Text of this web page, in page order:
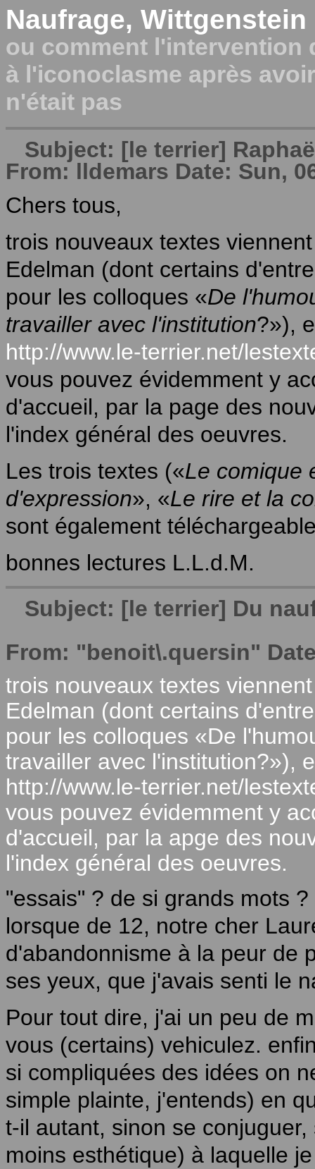
Naufrage, Wittgenstein
ou comment
à l'iconoclasme après
n'était pas
Subject: [le terrier]
From: lldemars Date: Sun,
Chers tous,
trois nouveaux textes
Edelman (dont certains
pour les colloques «De
travailler avec l'institution?»),
http://www.le-terrier.net/
vous pouvez évidemment y
d'accueil, par la page des
l'index général des oeuvres.
Les trois textes («Le comique
d'expression», «Le rire et la
sont également
bonnes lectures L.L.d.M.
Subject: [le terrier] Du
From: "benoit\.quersin"
trois nouveaux textes
Edelman (dont certains
pour les colloques «De
travailler avec l'institution?»),
http://www.le-terrier.net/
vous pouvez évidemment y
d'accueil, par la apge des
l'index général des oeuvres.
"essais" ? de si grands mots
lorsque de 12, notre cher
d'abandonnisme à la peur de
ses yeux, que j'avais senti le
Pour tout dire, j'ai un peu de
vous (certains) vehiculez.
si compliquées des idées on
simple plainte, j'entends) en
t-il autant, sinon se
moins esthétique) à laquelle